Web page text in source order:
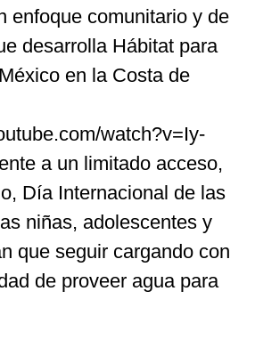
enfoque comunitario y de
desarrolla Hábitat para
en la Costa de
watch?v=Iy-
a un limitado acceso,
Día Internacional de las
niñas, adolescentes y
que seguir cargando con
de proveer agua para